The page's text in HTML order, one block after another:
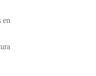
en